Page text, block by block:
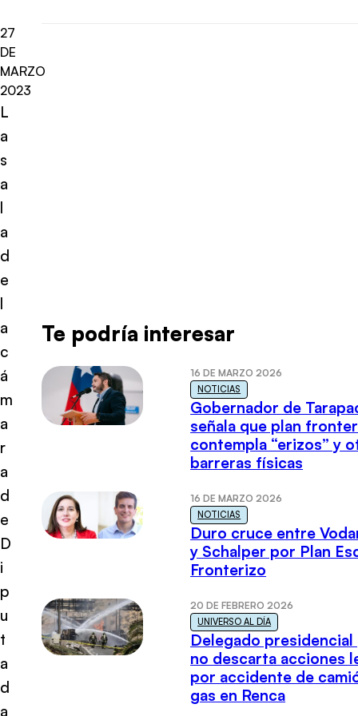
27
DE
MARZO
2023
L
a
s
a
l
a
d
e
l
a
c
á
m
a
r
a
d
e
D
i
p
u
t
a
d
a
Te podría interesar
16 DE MARZO 2026
NOTICIAS
Gobernador de
señala que plan
contempla “erizos” y
barreras físicas
16 DE MARZO 2026
NOTICIAS
Duro cruce entre
y Schalper por Plan
Fronterizo
20 DE FEBRERO 2026
UNIVERSO AL DÍA
Delegado presidencial
no descarta acciones
por accidente de
gas en Renca